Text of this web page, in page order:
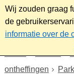
Wij zouden graag
de
informatie over de
ontheffingen